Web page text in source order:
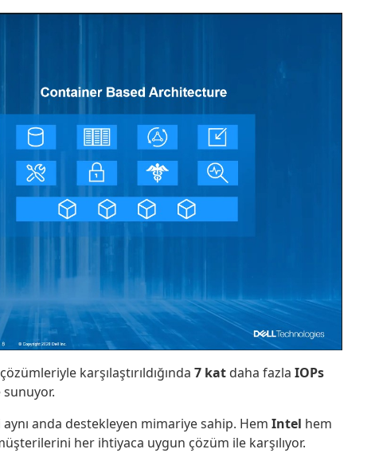
karşılaştırıldığında 7 kat daha fazla IOPs
anda destekleyen mimariye sahip. Hem Intel hem
her ihtiyaca uygun çözüm ile karşılıyor.